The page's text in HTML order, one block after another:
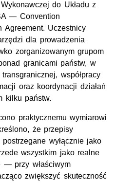
do Układu z
— Convention
Agreement. Uczestnicy
dla prowadzenia
zorganizowanym grupom
granicami państw, w
współpracy
oraz koordynacji działań
kilku państw.
praktycznemu wymiarowi
że przepisy
wyłącznie jako
wszystkim jako realne
— przy właściwym
zwiększyć skuteczność